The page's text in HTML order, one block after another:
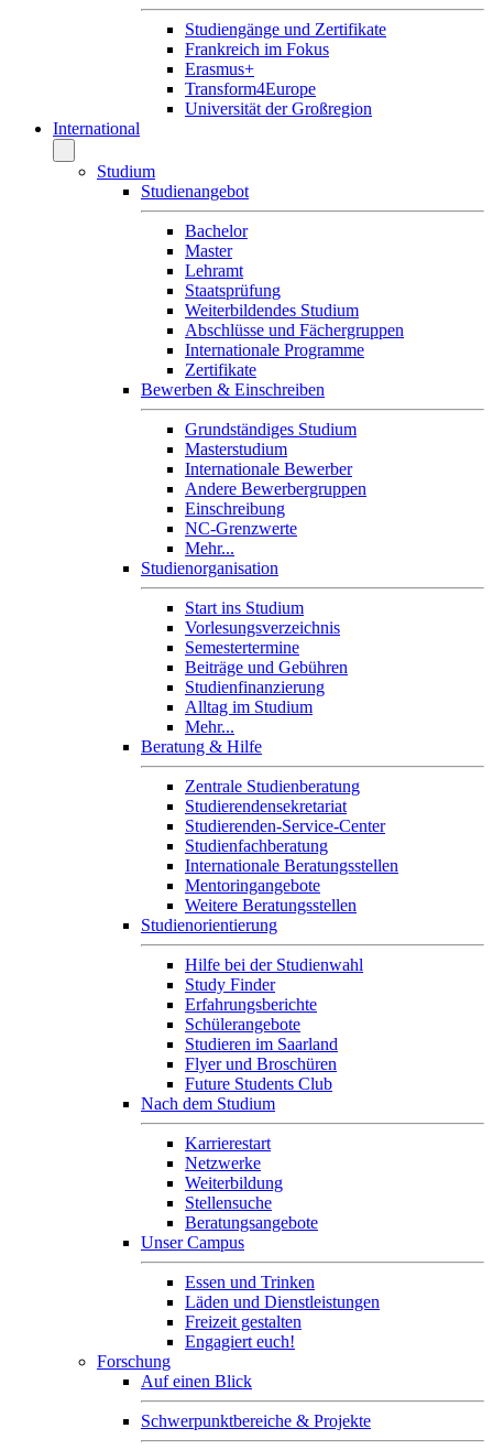
Studiengänge und Zertifikate
Frankreich im Fokus
Erasmus+
Transform4Europe
Universität der Großregion
International
Studium
Studienangebot
Bachelor
Master
Lehramt
Staatsprüfung
Weiterbildendes Studium
Abschlüsse und Fächergruppen
Internationale Programme
Zertifikate
Bewerben & Einschreiben
Grundständiges Studium
Masterstudium
Internationale Bewerber
Andere Bewerbergruppen
Einschreibung
NC-Grenzwerte
Mehr...
Studienorganisation
Start ins Studium
Vorlesungsverzeichnis
Semestertermine
Beiträge und Gebühren
Studienfinanzierung
Alltag im Studium
Mehr...
Beratung & Hilfe
Zentrale Studienberatung
Studierendensekretariat
Studierenden-Service-Center
Studienfachberatung
Internationale Beratungsstellen
Mentoringangebote
Weitere Beratungsstellen
Studienorientierung
Hilfe bei der Studienwahl
Study Finder
Erfahrungsberichte
Schülerangebote
Studieren im Saarland
Flyer und Broschüren
Future Students Club
Nach dem Studium
Karrierestart
Netzwerke
Weiterbildung
Stellensuche
Beratungsangebote
Unser Campus
Essen und Trinken
Läden und Dienstleistungen
Freizeit gestalten
Engagiert euch!
Forschung
Auf einen Blick
Schwerpunktbereiche & Projekte